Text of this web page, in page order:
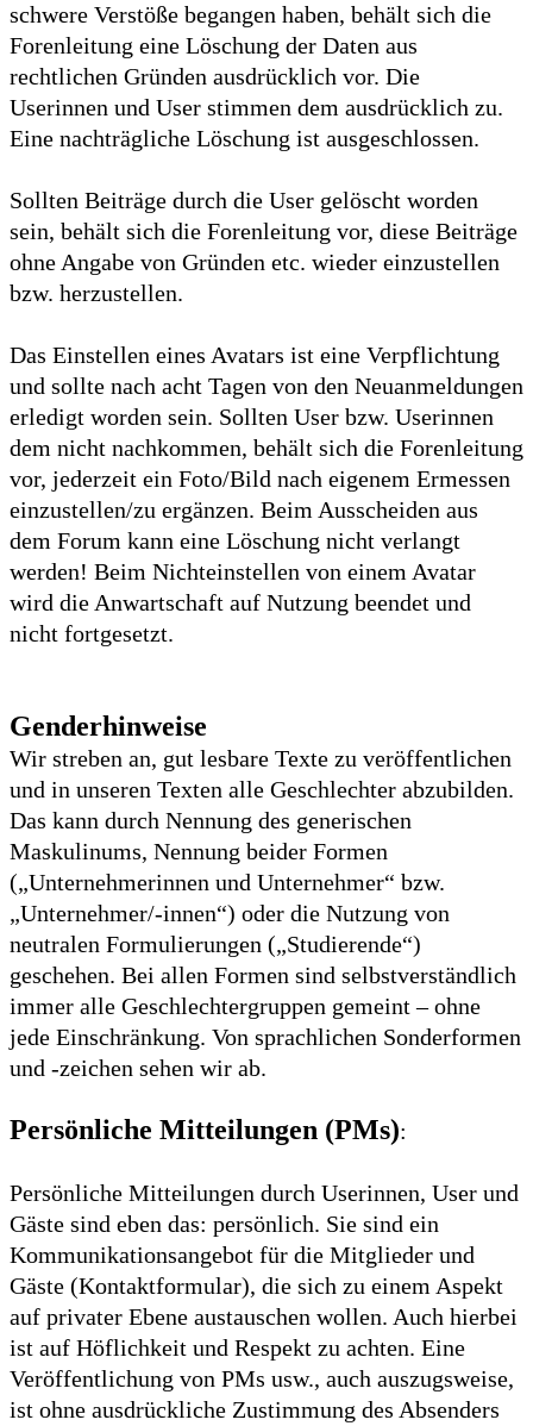
schwere Verstöße begangen haben, behält sich die
Forenleitung eine Löschung der Daten aus
rechtlichen Gründen ausdrücklich vor. Die
Userinnen und User stimmen dem ausdrücklich zu.
Eine nachträgliche Löschung ist ausgeschlossen.
Sollten Beiträge durch die User gelöscht worden
sein, behält sich die Forenleitung vor, diese Beiträge
ohne Angabe von Gründen etc. wieder einzustellen
bzw. herzustellen.
Das Einstellen eines Avatars ist eine Verpflichtung
und sollte nach acht Tagen von den Neuanmeldungen
erledigt worden sein. Sollten User bzw. Userinnen
dem nicht nachkommen, behält sich die Forenleitung
vor, jederzeit ein Foto/Bild nach eigenem Ermessen
einzustellen/zu ergänzen. Beim Ausscheiden aus
dem Forum kann eine Löschung nicht verlangt
werden! Beim Nichteinstellen von einem Avatar
wird die Anwartschaft auf Nutzung beendet und
nicht fortgesetzt.
Genderhinweise
Wir streben an, gut lesbare Texte zu veröffentlichen
und in unseren Texten alle Geschlechter abzubilden.
Das kann durch Nennung des generischen
Maskulinums, Nennung beider Formen
(„Unternehmerinnen und Unternehmer“ bzw.
„Unternehmer/-innen“) oder die Nutzung von
neutralen Formulierungen („Studierende“)
geschehen. Bei allen Formen sind selbstverständlich
immer alle Geschlechtergruppen gemeint – ohne
jede Einschränkung. Von sprachlichen Sonderformen
und -zeichen sehen wir ab.
Persönliche Mitteilungen (PMs):
Persönliche Mitteilungen durch Userinnen, User und
Gäste sind eben das: persönlich. Sie sind ein
Kommunikationsangebot für die Mitglieder und
Gäste (Kontaktformular), die sich zu einem Aspekt
auf privater Ebene austauschen wollen. Auch hierbei
ist auf Höflichkeit und Respekt zu achten. Eine
Veröffentlichung von PMs usw., auch auszugsweise,
ist ohne ausdrückliche Zustimmung des Absenders